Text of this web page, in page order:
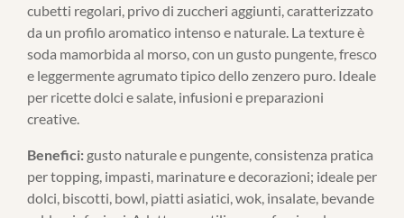
cubetti regolari, privo di zuccheri aggiunti, caratterizzato
da un profilo aromatico intenso e naturale. La texture è
soda mamorbida al morso, con un gusto pungente, fresco
e leggermente agrumato tipico dello zenzero puro. Ideale
per ricette dolci e salate, infusioni e preparazioni
creative.
Benefici: gusto naturale e pungente, consistenza pratica
per topping, impasti, marinature e decorazioni; ideale per
dolci, biscotti, bowl, piatti asiatici, wok, insalate, bevande